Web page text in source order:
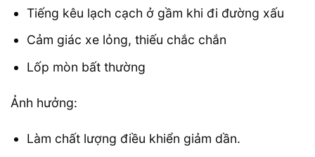
Tiếng kêu lạch cạch ở gầm khi đi đường xấu
Cảm giác xe lỏng, thiếu chắc chắn
Lốp mòn bất thường
Ảnh hưởng:
Làm chất lượng điều khiển giảm dần.